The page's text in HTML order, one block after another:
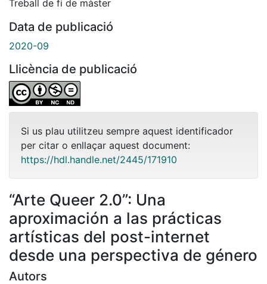
Treball de fi de màster
Data de publicació
2020-09
Llicència de publicació
Si us plau utilitzeu sempre aquest identificador
per citar o enllaçar aquest document:
https://hdl.handle.net/2445/171910
“Arte Queer 2.0”: Una
aproximación a las prácticas
artísticas del post-internet
desde una perspectiva de género
Autors